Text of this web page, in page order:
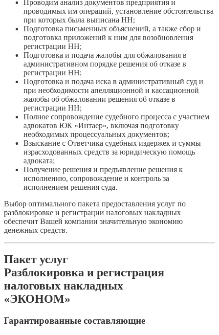
Проводим анализ документов предприятия и
проводимых им операций, установление обстоятельства
при которых была выписана НН;
Подготовка письменных объяснений, а также сбор и
подготовка приложений к ним для возобновления
регистрации НН;
Подготовка и подача жалобы для обжалования в
административном порядке решения об отказе в
регистрации НН;
Подготовка и подача иска в административный суд и
при необходимости апелляционной и кассационной
жалобы об обжаловании решения об отказе в
регистрации НН;
Полное сопровождение судебного процесса с участием
адвокатов ЮК «Интаер», включая подготовку
необходимых процессуальных документов;
Взыскание с Ответчика судебных издержек и суммы
израсходованных средств за юридическую помощь
адвоката;
Получение решения и предъявление решения к
исполнению, сопровождение и контроль за
исполнением решения суда.
Выбор оптимального пакета предоставления услуг по
разблокировке и регистрации налоговых накладных
обеспечит Вашей компании значительную экономию
денежных средств.
Пакет услуг
Разблокировка и регистрация
налоговых накладных
«ЭКОНОМ»
Гарантированные составляющие